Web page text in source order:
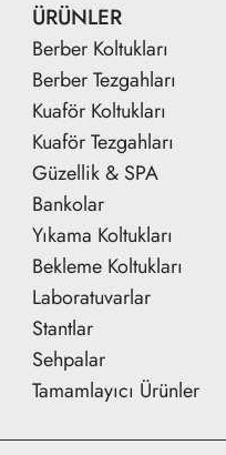
ÜRÜNLER
Berber Koltukları
Berber Tezgahları
Kuaför Koltukları
Kuaför Tezgahları
Güzellik & SPA
Bankolar
Yıkama Koltukları
Bekleme Koltukları
Laboratuvarlar
Stantlar
Sehpalar
Tamamlayıcı Ürünler